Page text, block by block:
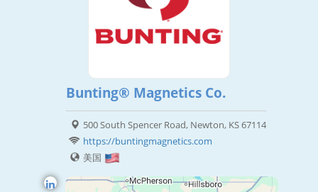
Bunting® Magnetics Co.
500 South Spencer Road, Newton, KS 67114
https://buntingmagnetics.com
美国